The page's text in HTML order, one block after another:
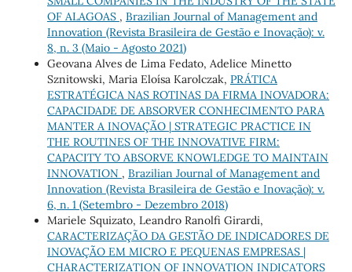
OF ALAGOAS , Brazilian Journal of Management and
Innovation (Revista Brasileira de Gestão e Inovação): v.
8, n. 3 (Maio - Agosto 2021)
Geovana Alves de Lima Fedato, Adelice Minetto
Sznitowski, Maria Eloísa Karolczak, PRÁTICA
ESTRATÉGICA NAS ROTINAS DA FIRMA INOVADORA:
CAPACIDADE DE ABSORVER CONHECIMENTO PARA
MANTER A INOVAÇÃO | STRATEGIC PRACTICE IN
THE ROUTINES OF THE INNOVATIVE FIRM:
CAPACITY TO ABSORVE KNOWLEDGE TO MAINTAIN
INNOVATION , Brazilian Journal of Management and
Innovation (Revista Brasileira de Gestão e Inovação): v.
6, n. 1 (Setembro - Dezembro 2018)
Mariele Squizato, Leandro Ranolfi Girardi,
CARACTERIZAÇÃO DA GESTÃO DE INDICADORES DE
INOVAÇÃO EM MICRO E PEQUENAS EMPRESAS |
CHARACTERIZATION OF INNOVATION INDICATORS